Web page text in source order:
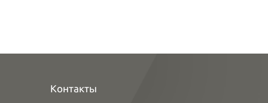
Контакты